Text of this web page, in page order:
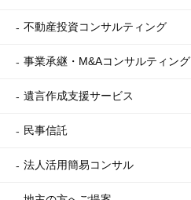
不動産投資コンサルティング
事業承継・M&Aコンサルティング
遺言作成支援サービス
民事信託
法人活用簡易コンサル